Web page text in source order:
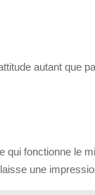
autant que
fonctionne le
une